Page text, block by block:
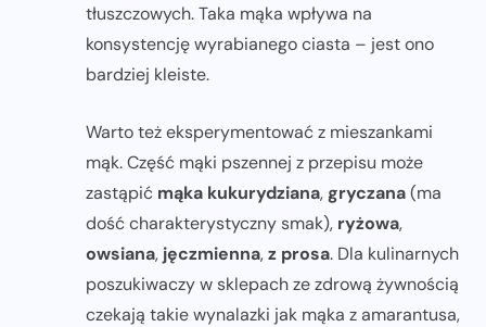
tłuszczowych. Taka mąka wpływa na
konsystencję wyrabianego ciasta – jest ono
bardziej kleiste.
Warto też eksperymentować z mieszankami
mąk. Część mąki pszennej z przepisu może
zastąpić mąka kukurydziana, gryczana(ma
dość charakterystyczny smak), ryżowa,
owsiana, jęczmienna,z prosa. Dla kulinarnych
poszukiwaczy w sklepach ze zdrową żywnością
czekają takie wynalazki jak mąka z amarantusa,